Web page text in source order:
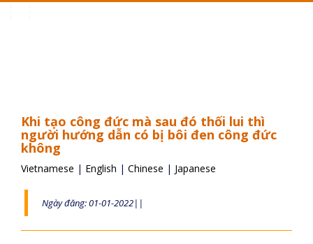
Khi tạo công đức mà sau đó thối lui thì
người hướng dẫn có bị bôi đen công đức
không
Vietnamese | English | Chinese | Japanese
Ngày đăng: 01-01-2022||